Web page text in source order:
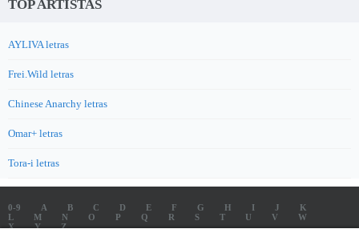
TOP ARTISTAS
AYLIVA letras
Frei.Wild letras
Chinese Anarchy letras
Omar+ letras
Tora-i letras
0-9 A B C D E F G H I J
K
L
M N O P Q R S T U V
W
X
Y Z